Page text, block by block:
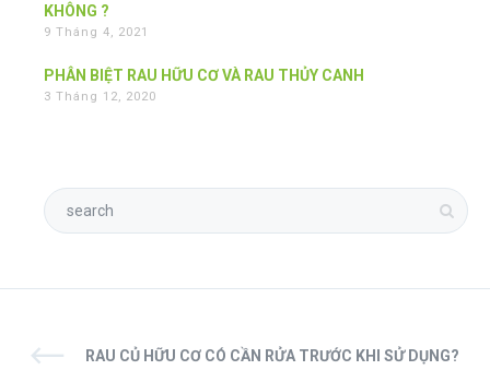
KHÔNG ?
9 Tháng 4, 2021
PHÂN BIỆT RAU HỮU CƠ VÀ RAU THỦY CANH
3 Tháng 12, 2020
RAU CỦ HỮU CƠ CÓ CẦN RỬA TRƯỚC KHI SỬ DỤNG?